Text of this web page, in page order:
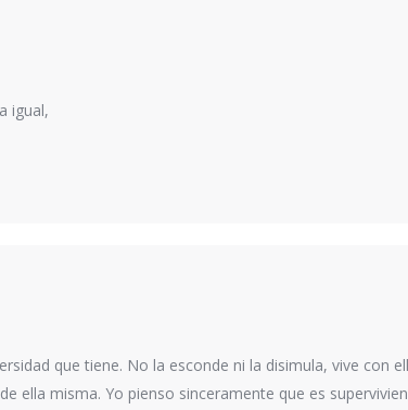
igual,
que tiene. No la esconde ni la disimula, vive con
ella misma. Yo pienso sinceramente que es